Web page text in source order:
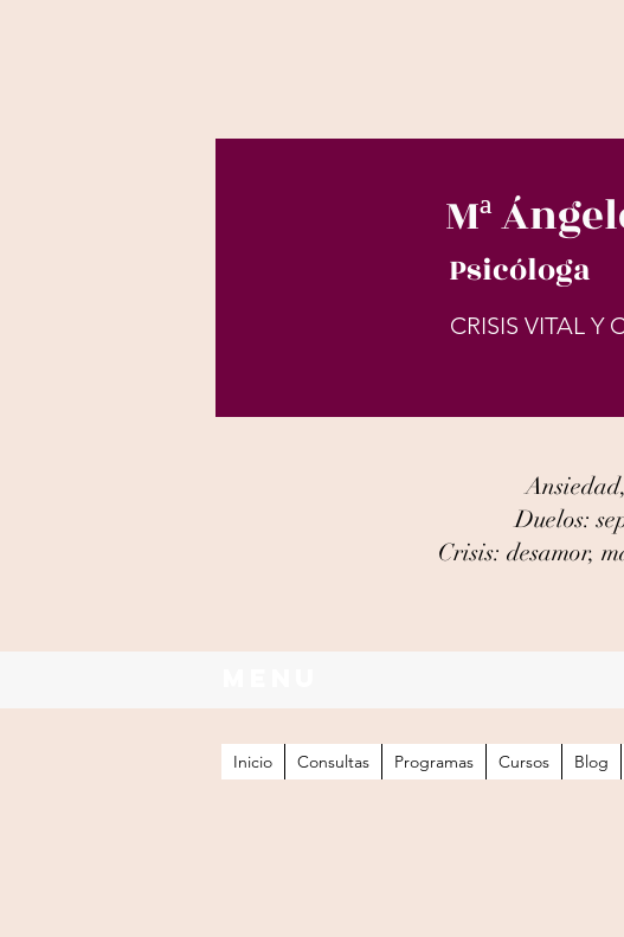
Mª
Psicóloga
CRISIS VITAL Y
Duelos:
Crisis: desamor,
Inicio Consultas Programas Cursos Blog